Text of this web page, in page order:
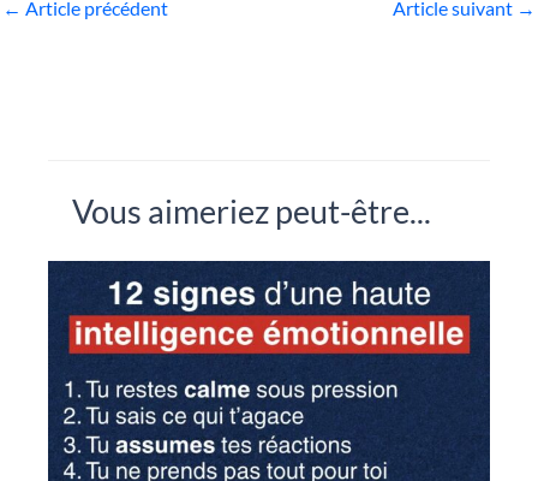
← Article précédent Article suivant →
Vous aimeriez peut-être...